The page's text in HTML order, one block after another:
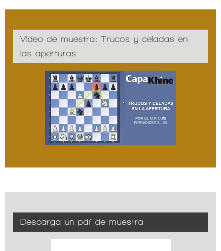
Vídeo de muestra: Trucos y celadas en
las aperturas
Descarga un pdf de muestra